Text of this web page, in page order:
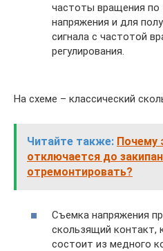
частоты вращения по
напряжения и для
сигнала с частотой
регулирования.
На схеме – классический
Читайте также: Почему
отключается до
отремонтировать?
Съемка напряжения
скользящий контакт,
состоит из медного